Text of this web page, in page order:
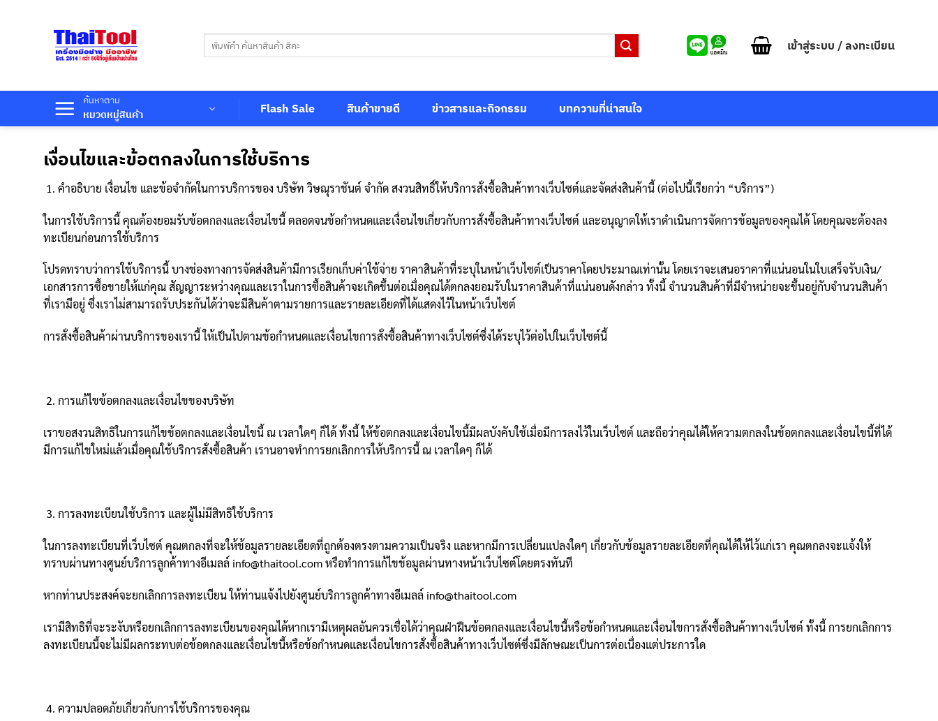
เข้าสู่ระบบ / ลงทะเบียน
ค้นหาตาม
หมวดหมู่สินค้า Flash Sale สินค้าขายดี ข่าวสารและกิจกรรม บทความที่น่าสนใจ
เงื่อนไขและข้อตกลงในการใช้บริการ
คำอธิบาย เงื่อนไข และข้อจำกัดในการบริการของ บริษัท วิษณุราชันต์ จำกัด สงวนสิทธิ์ให้บริการสั่งซื้อสินค้าทางเว็บไซต์และจัดส่งสินค้านี้ (ต่อไปนี้เรียกว่า “บริการ”)
ในการใช้บริการนี้ คุณต้องยอมรับข้อตกลงและเงื่อนไขนี้ ตลอดจนข้อกำหนดและเงื่อนไขเกี่ยวกับการสั่งซื้อสินค้าทางเว็บไซต์ และอนุญาตให้เราดำเนินการจัดการข้อมูลของคุณได้ โดยคุณจะต้องลง
ทะเบียนก่อนการใช้บริการ
โปรดทราบว่าการใช้บริการนี้ บางช่องทางการจัดส่งสินค้ามีการเรียกเก็บค่าใช้จ่าย ราคาสินค้าที่ระบุในหน้าเว็บไซต์เป็นราคาโดยประมาณเท่านั้น โดยเราจะเสนอราคาที่แน่นอนในใบเสร็จรับเงิน/
เอกสารการซื้อขายให้แก่คุณ สัญญาระหว่างคุณและเราในการซื้อสินค้าจะเกิดขึ้นต่อเมื่อคุณได้ตกลงยอมรับในราคาสินค้าที่แน่นอนดังกล่าว ทั้งนี้ จำนวนสินค้าที่มีจำหน่ายจะขึ้นอยู่กับจำนวนสินค้า
ที่เรามีอยู่ ซึ่งเราไม่สามารถรับประกันได้ว่าจะมีสินค้าตามรายการและรายละเอียดที่ได้แสดงไว้ในหน้าเว็บไซต์
การสั่งซื้อสินค้าผ่านบริการของเรานี้ ให้เป็นไปตามข้อกำหนดและเงื่อนไขการสั่งซื้อสินค้าทางเว็บไซต์ซึ่งได้ระบุไว้ต่อไปในเว็บไซต์นี้
การแก้ไขข้อตกลงและเงื่อนไขของบริษัท
เราขอสงวนสิทธิในการแก้ไขข้อตกลงและเงื่อนไขนี้ ณ เวลาใดๆ ก็ได้ ทั้งนี้ ให้ข้อตกลงและเงื่อนไขนี้มีผลบังคับใช้เมื่อมีการลงไว้ในเว็บไซต์ และถือว่าคุณได้ให้ความตกลงในข้อตกลงและเงื่อนไขนี้ที่ได้
มีการแก้ไขใหม่แล้วเมื่อคุณใช้บริการสั่งซื้อสินค้า เรานอาจทำการยกเลิกการให้บริการนี้ ณ เวลาใดๆ ก็ได้
การลงทะเบียนใช้บริการ และผู้ไม่มีสิทธิใช้บริการ
ในการลงทะเบียนที่เว็บไซต์ คุณตกลงที่จะให้ข้อมูลรายละเอียดที่ถูกต้องตรงตามความเป็นจริง และหากมีการเปลี่ยนแปลงใดๆ เกี่ยวกับข้อมูลรายละเอียดที่คุณได้ให้ไว้แก่เรา คุณตกลงจะแจ้งให้
ทราบผ่านทางศูนย์บริการลูกค้าทางอีเมลล์ info@thaitool.com หรือทำการแก้ไขข้อมูลผ่านทางหน้าเว็บไซต์โดยตรงทันที
หากท่านประสงค์จะยกเลิกการลงทะเบียน ให้ท่านแจ้งไปยังศูนย์บริการลูกค้าทางอีเมลล์ info@thaitool.com
เรามีสิทธิที่จะระงับหรือยกเลิกการลงทะเบียนของคุณได้หากเรามีเหตุผลอันควรเชื่อได้ว่าคุณฝ่าฝืนข้อตกลงและเงื่อนไขนี้หรือข้อกำหนดและเงื่อนไขการสั่งซื้อสินค้าทางเว็บไซต์ ทั้งนี้ การยกเลิกการ
ลงทะเบียนนี้จะไม่มีผลกระทบต่อข้อตกลงและเงื่อนไขนี้หรือข้อกำหนดและเงื่อนไขการสั่งซื้อสินค้าทางเว็บไซต์ซึ่งมีลักษณะเป็นการต่อเนื่องแต่ประการใด
ความปลอดภัยเกี่ยวกับการใช้บริการของคุณ